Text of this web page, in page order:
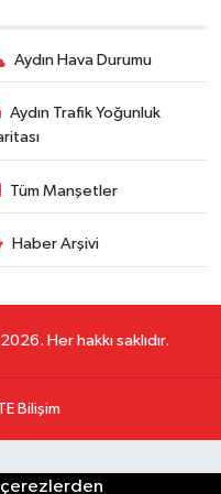
Aydın Hava Durumu
Aydın Trafik Yoğunluk
Tüm Manşetler
Haber Arşivi
Her hakkı saklıdır.
Bilişim
çerezlerden